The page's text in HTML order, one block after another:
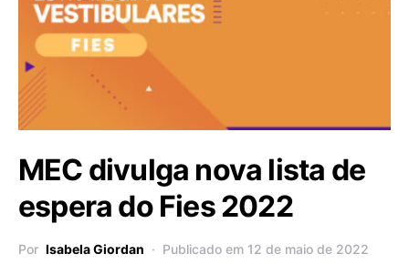
MEC divulga nova lista de
espera do Fies 2022
Por Isabela Giordan Publicado em 12 de maio de 2022